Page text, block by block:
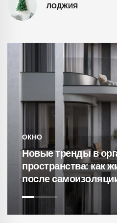
ЛОДЖИЯ
ОКНО
Новые тренды в
пространства: как
после